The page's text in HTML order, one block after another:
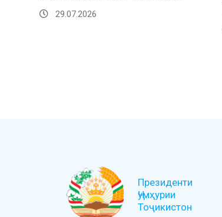
29.07.2026
Президенти
Ҷумҳурии
Тоҷикистон